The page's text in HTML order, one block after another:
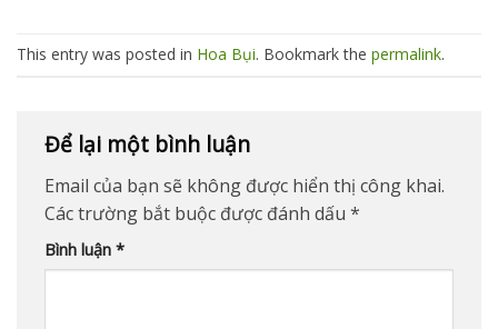
This entry was posted in Hoa Bụi. Bookmark the permalink.
Để lại một bình luận
Email của bạn sẽ không được hiển thị công khai.
Các trường bắt buộc được đánh dấu *
Bình luận *